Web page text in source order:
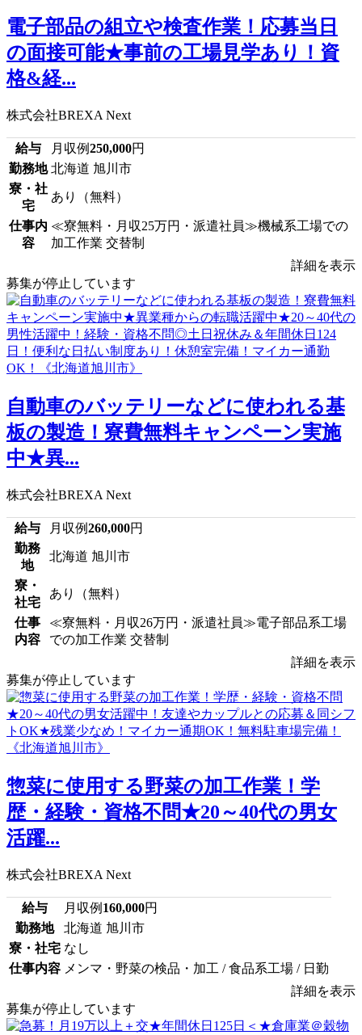
電子部品の組立や検査作業！応募当日
の面接可能★事前の工場見学あり！資
格&経...
株式会社BREXA Next
給与 月収例250,000円
勤務地 北海道 旭川市
寮・社
宅
あり（無料）
仕事内
容
≪寮無料・月収25万円・派遣社員≫機械系工場での
加工作業 交替制
詳細を表示
募集が停止しています
自動車のバッテリーなどに使われる基
板の製造！寮費無料キャンペーン実施
中★異...
株式会社BREXA Next
給与 月収例260,000円
勤務
地
北海道 旭川市
寮・
社宅
あり（無料）
仕事
内容
≪寮無料・月収26万円・派遣社員≫電子部品系工場
での加工作業 交替制
詳細を表示
募集が停止しています
惣菜に使用する野菜の加工作業！学
歴・経験・資格不問★20～40代の男女
活躍...
株式会社BREXA Next
給与 月収例 160,000円
勤務地
北海道 旭川市
寮・社宅 なし
仕事内容 メンマ・野菜の検品・加工 / 食品系工場 / 日勤
詳細を表示
募集が停止しています